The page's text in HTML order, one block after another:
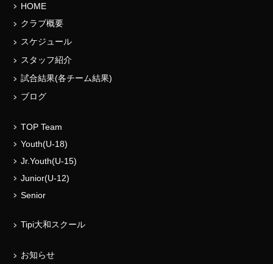
HOME
クラブ概要
スケジュール
スタッフ紹介
試合結果(各チーム結果)
ブログ
TOP Team
Youth(U-18)
Jr.Youth(U-15)
Junior(U-12)
Senior
Tipi大和スクール
お知らせ